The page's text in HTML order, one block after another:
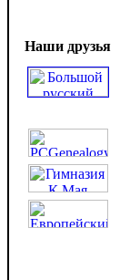
Наши друзья